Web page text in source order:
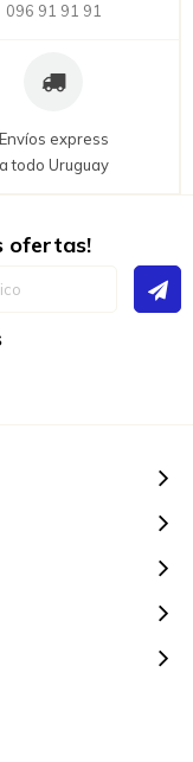
096 91 91 91
Envíos express
a todo Uruguay
ofertas!